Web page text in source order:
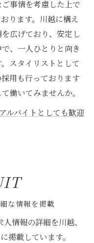
事情を考慮した上で
ります。川越に構え
広げており、安定し
、一人ひとりと向き
スタイリストとして
用も行っております
働いてみませんか。
ルバイトとしても歓迎
な情報を掲載
情報の詳細を川越、
掲載しています。